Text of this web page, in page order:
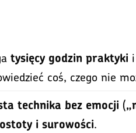
tysięcy godzin praktyki i
coś, czego nie
technika bez emocji (
i surowości.